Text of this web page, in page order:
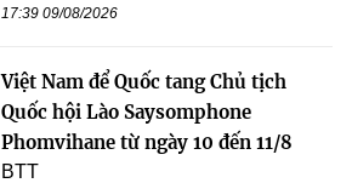
17:39 09/08/2026
Việt Nam để Quốc tang Chủ tịch
Quốc hội Lào Saysomphone
Phomvihane từ ngày 10 đến 11/8
BTT